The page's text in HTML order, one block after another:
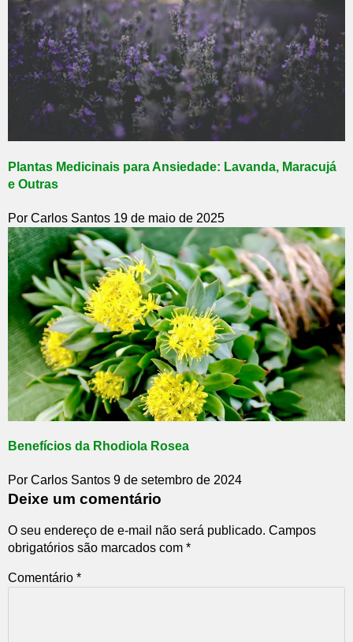
Plantas Medicinais para Ansiedade: Lavanda, Maracujá
e Outras
Por Carlos Santos 19 de maio de 2025
Benefícios da Rhodiola Rosea
Por Carlos Santos 9 de setembro de 2024
Deixe um comentário
O seu endereço de e-mail não será publicado. Campos
obrigatórios são marcados com *
Comentário *